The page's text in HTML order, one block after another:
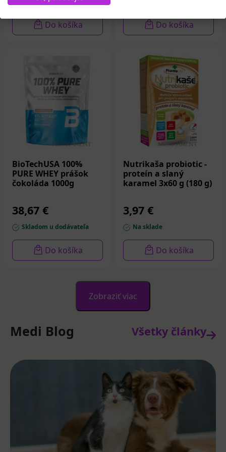
Do košíka Do košíka
BioTechUSA 100%
PURE WHEY prášok
čokoláda 1000g
38,67 €
Skladom u dodávateľa
Do košíka
Nutrikaša probiotic -
proteín a slaný
karamel 3x60 g (180 g)
3,97 €
Na sklade
Do košíka
Zobraziť viac
Medi Blog Všetky články